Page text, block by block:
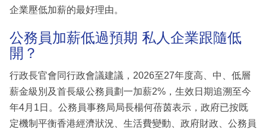
企業壓低加薪的最好理由。
公務員加薪低過預期 私人企業跟隨低
開？
行政長官會同行政會議建議，2026至27年度高、中、低層
薪金級別及首長級公務員劃一加薪2%，生效日期追溯至今
年4月1日。公務員事務局局長楊何蓓茵表示，政府已按既
定機制平衡香港經濟狀況、生活費變動、政府財政、公務員